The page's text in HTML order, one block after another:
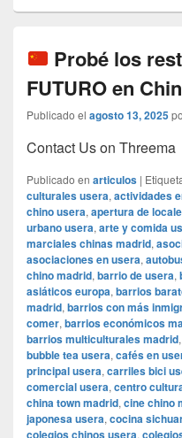
Probé los
FUTURO en
Publicado el agosto 13, 2025
Contact Us on Threema
Publicado en articulos |
culturales usera, actividades
chino usera, apertura de
urbano usera, arte y comida
marciales chinas madrid,
asociaciones en usera,
chino madrid, barrio de usera,
asiáticos europa, barrios
madrid, barrios con más
comer, barrios económicos
barrios multiculturales madrid,
bubble tea usera, cafés en
principal usera, carriles bici
comercial usera, centro
china town madrid, cine chino
japonesa usera, cocina
colegios chinos usera,